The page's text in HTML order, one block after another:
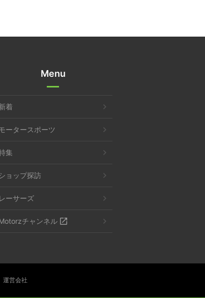
Menu
着
ータースポーツ
集
ショップ探訪
レーサーズ
チャンネル
運営会社